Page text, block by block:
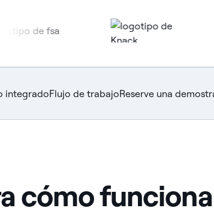
integradoFlujo de trabajoReserve una
cómo